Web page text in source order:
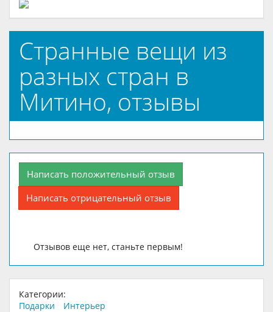
Странные вещи из
разных стран в
Митино, отзывы
Написать положительный отзыв
Написать отрицательный отзыв
Отзывов еще нет, станьте первым!
Категории:
Подарки
Интерьер